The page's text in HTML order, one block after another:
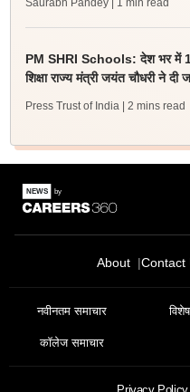
Saurabh Pandey | 1 min read
PM SHRI Schools: देश भर में
शिक्षा राज्य मंत्री जयंत चौधरी ने दी
Press Trust of India | 2 mins read
About Contact
नवीनतम समाचार
कॉलेज समाचार